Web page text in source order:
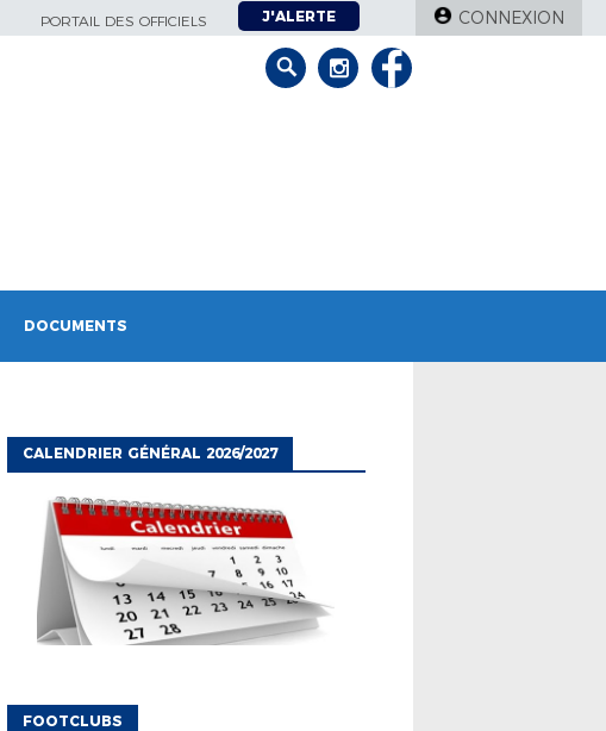
PORTAIL DES OFFICIELS J'ALERTE CONNEXION
DOCUMENTS
CALENDRIER GÉNÉRAL 2026/2027
FOOTCLUBS